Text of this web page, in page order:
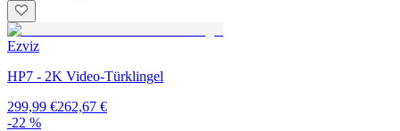
Ezviz
HP7 - 2K Video-Türklingel
299,99 €262,67 €
-22 %